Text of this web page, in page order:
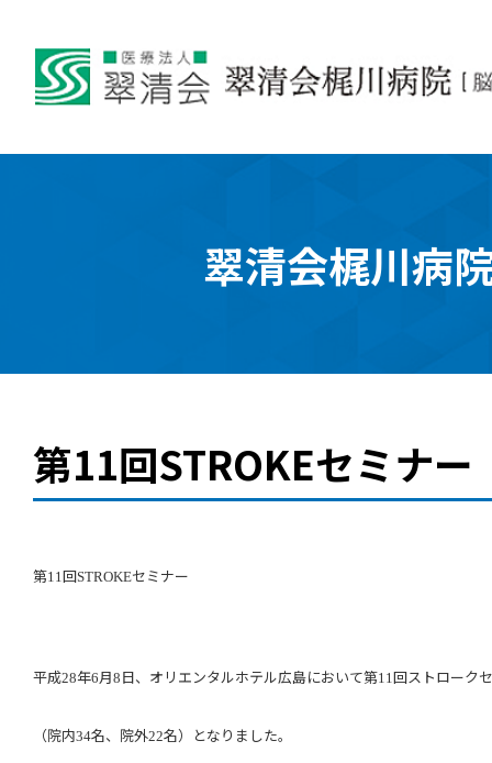
翠清会梶川病
第11回STROKEセミナ
第11回STROKEセミナー
平成28年6月8 日、オリエンタルホテル広島において第11回ストローク
（院内34名、院外22名）となりました。